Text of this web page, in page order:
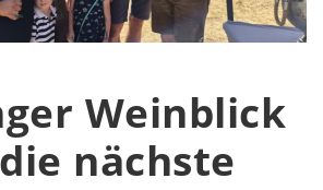
Weinblick
nächste